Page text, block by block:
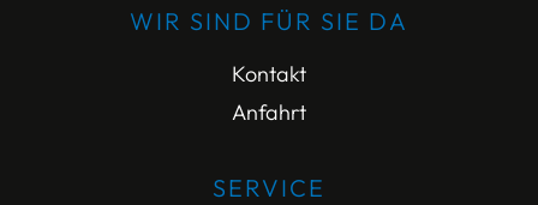
WIR SIND FÜR SIE DA
Kontakt
Anfahrt
SERVICE